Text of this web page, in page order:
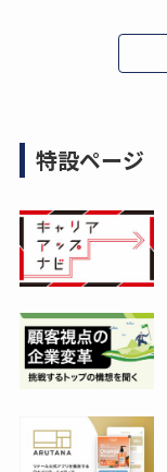
特設ページ